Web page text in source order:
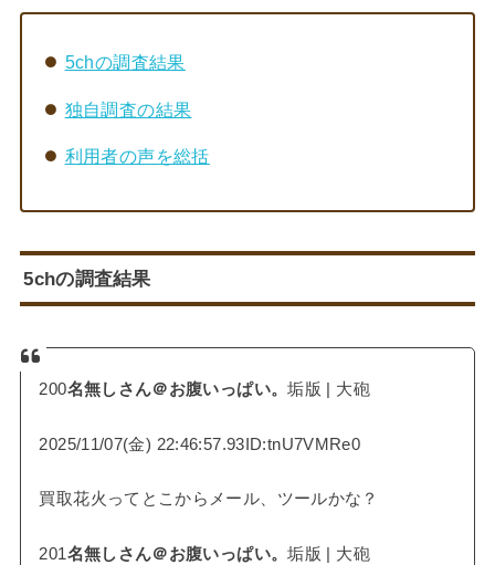
5chの調査結果
独自調査の結果
利用者の声を総括
5chの調査結果
200名無しさん＠お腹いっぱい。垢版 | 大砲
2025/11/07(金) 22:46:57.93ID:tnU7VMRe0
買取花火ってとこからメール、ツールかな？
201名無しさん＠お腹いっぱい。垢版 | 大砲